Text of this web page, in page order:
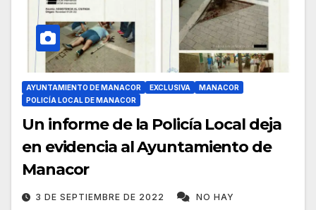
AYUNTAMIENTO DE MANACOR EXCLUSIVA
MANACOR
POLICÍA LOCAL DE MANACOR
Un informe de la Policía Local deja
en evidencia al Ayuntamiento de
Manacor
3 DE SEPTIEMBRE DE 2022 NO HAY